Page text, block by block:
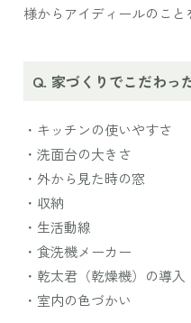
様からアイディールのこと
家づくりでこだわっ
・キッチンの使いやすさ
・洗面台の大きさ
・外から見た時の窓
・収納
・生活動線
・食洗機メーカー
・乾太君（乾燥機）の導入
・室内の色づかい